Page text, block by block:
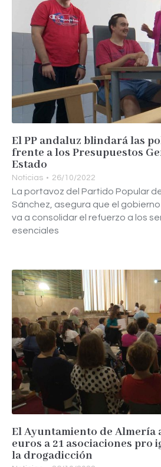
El PP andaluz blindará las
frente a los Presupuestos
Estado
Noticias 26/10/2022
La portavoz del Partido Popular
Sánchez, asegura que el
va a consolidar el refuerzo a los
esenciales
El Ayuntamiento de Almería
euros a 21 asociaciones pro
la drogadicción